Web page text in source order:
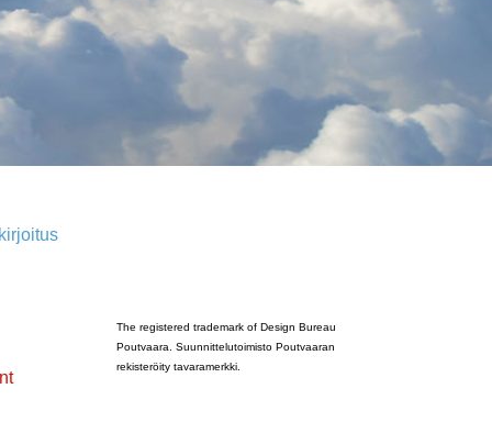
The registered trademark of Design Bureau
Poutvaara. Suunnittelutoimisto Poutvaaran
rekisteröity tavaramerkki.